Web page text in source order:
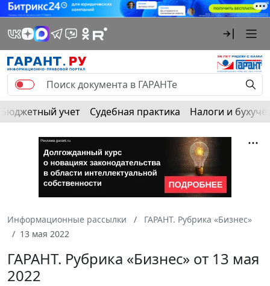
Бюджетный учет Судебная практика Налоги и
Информационные рассылки
ГАРАНТ. Рубрика «Бизнес»
13 мая 2022
ГАРАНТ. Рубрика «Бизнес» от 13 мая
2022